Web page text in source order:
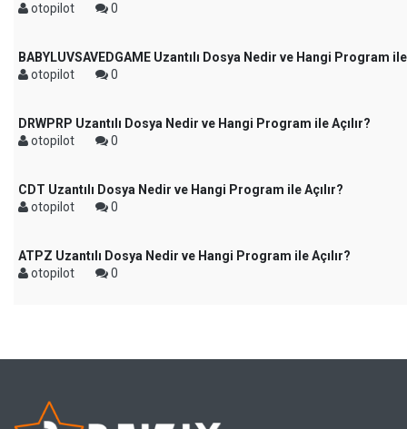
otopilot
0
BABYLUVSAVEDGAME Uzantılı Dosya Nedir ve Hangi Program ile
otopilot
0
DRWPRP Uzantılı Dosya Nedir ve Hangi Program ile Açılır?
otopilot
0
CDT Uzantılı Dosya Nedir ve Hangi Program ile Açılır?
otopilot
0
ATPZ Uzantılı Dosya Nedir ve Hangi Program ile Açılır?
otopilot
0